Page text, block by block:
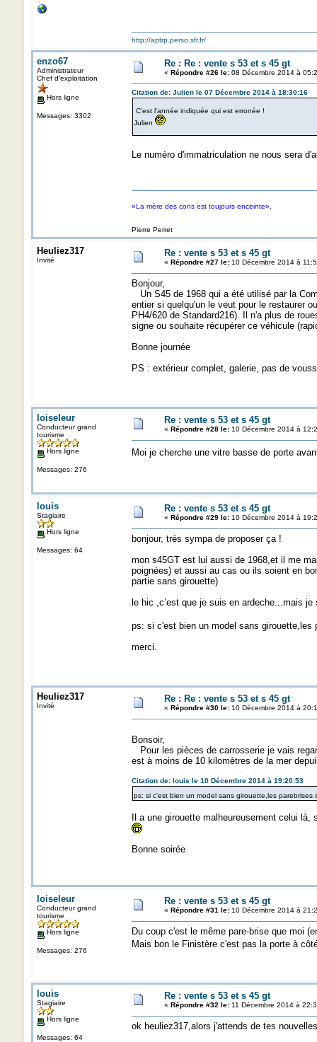
http://aptrp.perso.sfr.fr/
enzo67
Administrateur
Chef d'exploitation
Hors ligne
Messages: 3302
Re : Re : vente s 53 et s 45 gt
« Répondre #26 le:08 Décembre 2014 à
Citation de: Julien le 07 Décembre 2014 à 18:30:16
C'est l'année indiquée qui est erronée !
Julien
Le numéro d'immatriculation ne nous sera
«La mère des cons est toujours enceinte».
Pierre Perret
Heuliez317
Invité
Re : vente s 53 et s 45 gt
« Répondre #27 le:10 Décembre 2014 à
Bonjour,
Un S45 de 1968 qui a été utilisé par la
entier si quelqu'un le veut pour le restaurer
PH4/620 de Standard216). Il n'a plus de
signe ou souhaite récupérer ce véhicule
Bonne journée
PS : extérieur complet, galerie, pas de
loiseleur
Conducteur grand
tourisme
Hors ligne
Messages: 276
Re : vente s 53 et s 45 gt
« Répondre #28 le:10 Décembre 2014 à
Moi je cherche une vitre basse de porte
louis
Stagiaire
Hors ligne
Messages: 64
Re : vente s 53 et s 45 gt
« Répondre #29 le:10 Décembre 2014 à
bonjour, trés sympa de proposer ça !
mon s45GT est lui aussi de 1968,et il me
poignées) et aussi au cas ou ils soient en
partie sans girouette)
le hic ,c’est que je suis en ardeche...mais
ps: si c'est bien un model sans
merci.
Heuliez317
Invité
Re : Re : vente s 53 et s 45 gt
« Répondre #30 le:10 Décembre 2014 à
Bonsoir,
Pour les pièces de carrosserie je vais
est à moins de 10 kilomètres de la mer
Citation de: louis le 10 Décembre 2014 à 19:20:53
ps: si c'est bien un model sans girouette,les
Il a une girouette malheureusement celui
Bonne soirée
loiseleur
Conducteur grand
tourisme
Hors ligne
Messages: 276
Re : vente s 53 et s 45 gt
« Répondre #31 le:10 Décembre 2014 à
Du coup c'est le même pare-brise que moi
Mais bon le Finistère c'est pas la porte à
louis
Stagiaire
Hors ligne
Messages: 64
Re : vente s 53 et s 45 gt
« Répondre #32 le:11 Décembre 2014 à
ok heuliez317,alors j'attends de tes